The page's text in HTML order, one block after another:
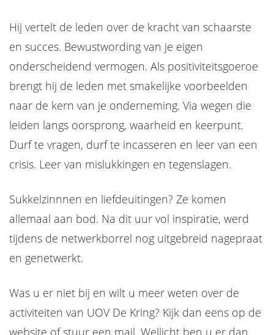
Hij vertelt de leden over de kracht van schaarste
en succes. Bewustwording van je eigen
onderscheidend vermogen. Als positiviteitsgoeroe
brengt hij de leden met smakelijke voorbeelden
naar de kern van je onderneming. Via wegen die
leiden langs oorsprong, waarheid en keerpunt.
Durf te vragen, durf te incasseren en leer van een
crisis. Leer van mislukkingen en tegenslagen.
Sukkelzinnnen en liefdeuitingen? Ze komen
allemaal aan bod. Na dit uur vol inspiratie, werd
tijdens de netwerkborrel nog uitgebreid nagepraat
en genetwerkt.
Was u er niet bij en wilt u meer weten over de
activiteiten van UOV De Kring? Kijk dan eens op de
website of stuur een mail. Wellicht ben u er dan